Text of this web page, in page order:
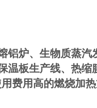
炉、生物质蒸汽
板生产线、热
费用高的燃烧加